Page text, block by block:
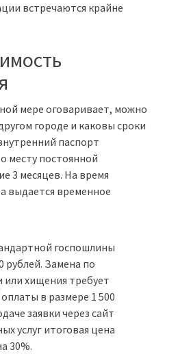
встречаются крайне
мере оговаривает, можно
городе и каковы сроки
паспорт
месту постоянной
3 месяцев. На время
выдается временное
госпошлины
рублей. Замена по
или хищения требует
в размере 1 500
заявки через сайт
услуг итоговая цена
30%.